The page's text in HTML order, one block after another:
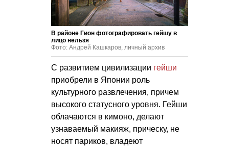
В районе Гион фотографировать гейшу в
лицо нельзя
Фото: Андрей Кашкаров, личный архив
С развитием цивилизации гейши
приобрели в Японии роль
культурного развлечения, причем
высокого статусного уровня. Гейши
облачаются в кимоно, делают
узнаваемый макияж, прическу, не
носят париков, владеют